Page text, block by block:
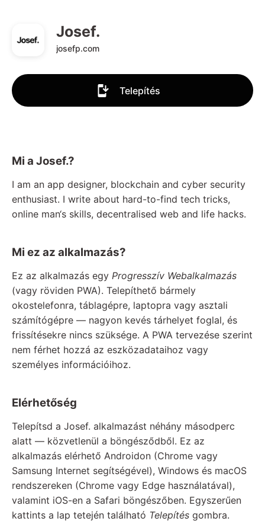
Josef.
josefp.com
Telepítés
Mi a Josef.?
I am an app designer, blockchain and cyber security
enthusiast. I write about hard-to-find tech tricks,
online man‘s skills, decentralised web and life hacks.
Mi ez az alkalmazás?
Ez az alkalmazás egy Progresszív Webalkalmazás
(vagy röviden PWA). Telepíthető bármely
okostelefonra, táblagépre, laptopra vagy asztali
számítógépre — nagyon kevés tárhelyet foglal, és
frissítésekre nincs szüksége. A PWA tervezése szerint
nem férhet hozzá az eszközadataihoz vagy
személyes információihoz.
Elérhetőség
Telepítsd a Josef. alkalmazást néhány másodperc
alatt — közvetlenül a böngésződből. Ez az
alkalmazás elérhető Androidon (Chrome vagy
Samsung Internet segítségével), Windows és macOS
rendszereken (Chrome vagy Edge használatával),
valamint iOS-en a Safari böngészőben. Egyszerűen
kattints a lap tetején található Telepítés gombra.